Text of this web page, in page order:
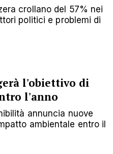
crollano del 57% nei
politici e problemi di
l'obiettivo di
l'anno
annuncia nuove
ambientale entro il